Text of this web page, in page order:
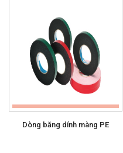
Dòng băng dính màng PE